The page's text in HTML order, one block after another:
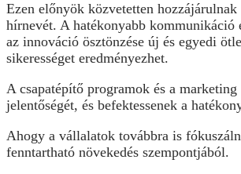
Ezen előnyök közvetetten
hírnevét. A hatékonyabb kommunikáció
az innováció ösztönzése új és egyedi
sikerességet eredményezhet.
A csapatépítő programok és a
jelentőségét, és befektessenek a
Ahogy a vállalatok továbbra is
fenntartható növekedés szempontjából.